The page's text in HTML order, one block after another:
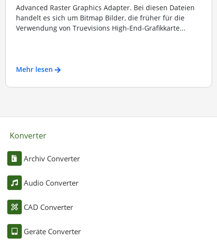
Advanced Raster Graphics Adapter. Bei diesen Dateien
handelt es sich um Bitmap Bilder, die früher für die
Verwendung von Truevisions High-End-Grafikkarte...
Mehr lesen
Konverter
Archiv Converter
Audio Converter
CAD Converter
Geräte Converter